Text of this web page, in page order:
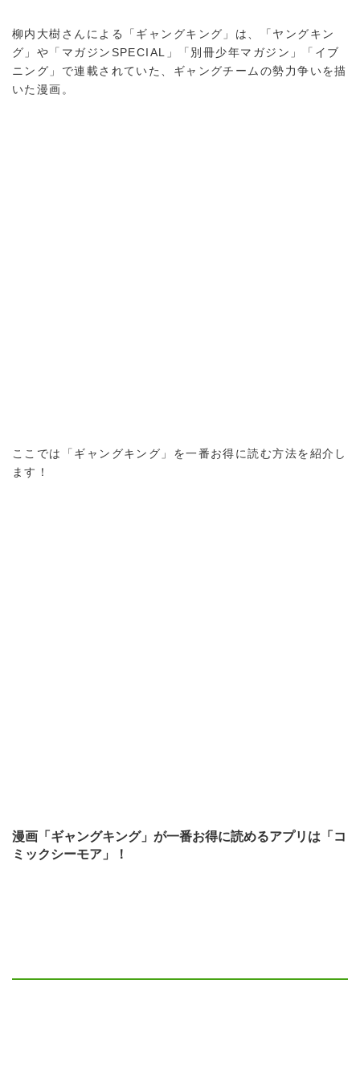
柳内大樹さんによる「ギャングキング」は、「ヤングキン
グ」や「マガジンSPECIAL」「別冊少年マガジン」「イブ
ニング」で連載されていた、ギャングチームの勢力争いを描
いた漫画。
ここでは「ギャングキング」を一番お得に読む方法を紹介し
ます！
漫画「ギャングキング」が一番お得に読めるアプリは「コ
ミックシーモア」！